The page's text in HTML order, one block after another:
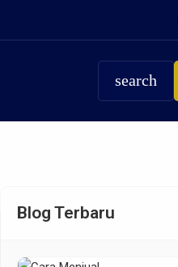
search
Blog Terbaru